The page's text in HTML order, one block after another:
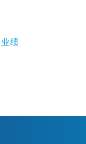
绩